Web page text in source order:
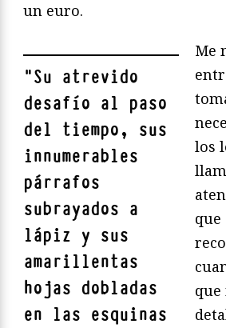
un euro.
"Su atrevido
desafío al paso
del tiempo, sus
innumerables
párrafos
subrayados a
lápiz y sus
amarillentas
hojas dobladas
en las esquinas
Me
los
que